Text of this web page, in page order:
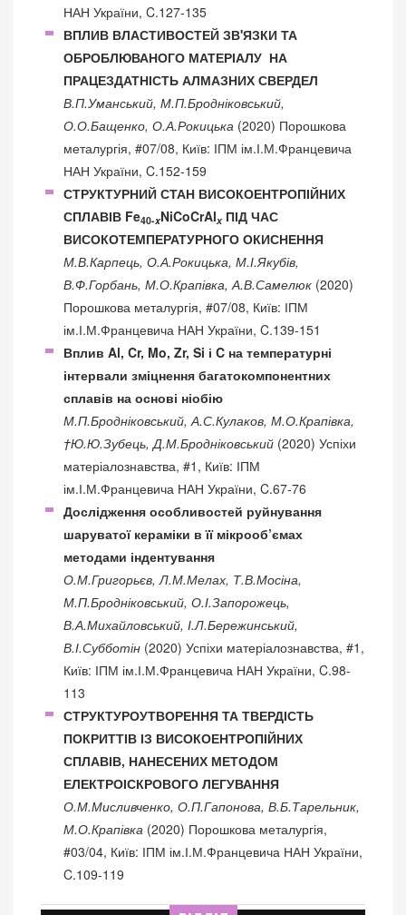
НАН України, C.127-135
ВПЛИВ ВЛАСТИВОСТЕЙ ЗВ'ЯЗКИ ТА
ОБРОБЛЮВАНОГО МАТЕРІАЛУ НА
ПРАЦЕЗДАТНІСТЬ АЛМАЗНИХ СВЕРДЕЛ
В.П.Уманський, М.П.Бродніковський,
О.О.Бащенко, О.А.Рокицька (2020) Порошкова
металургія, #07/08, Київ: ІПМ ім.І.М.Францевича
НАН України, C.152-159
СТРУКТУРНИЙ СТАН ВИСОКОЕНТРОПІЙНИХ
СПЛАВІВ Fe40-xNiCoCrAlхПІД ЧАС
ВИСОКОТЕМПЕРАТУРНОГО ОКИСНЕННЯ
М.В.Карпець, О.А.Рокицька, М.І.Якубів,
В.Ф.Горбань, М.О.Крапівка, А.В.Самелюк (2020)
Порошкова металургія, #07/08, Київ: ІПМ
ім.І.М.Францевича НАН України, C.139-151
Вплив Al, Cr, Mo, Zr, Si і C на температурні
інтервали зміцнення багатокомпонентних
сплавів на основі ніобію
М.П.Бродніковський, А.С.Кулаков, М.О.Крапівка,
†Ю.Ю.Зубець, Д.М.Бродніковський (2020) Успіхи
матеріалознавства, #1, Київ: ІПМ
ім.І.М.Францевича НАН України, C.67-76
Дослідження особливостей руйнування
шаруватої кераміки в її мікрооб’ємах
методами індентування
О.М.Григорьєв, Л.М.Мелах, Т.В.Мосіна,
М.П.Бродніковський, О.І.Запорожець,
В.А.Михайловський, І.Л.Бережинський,
В.І.Субботін (2020) Успіхи матеріалознавства, #1,
Київ: ІПМ ім.І.М.Францевича НАН України, C.98-
113
СТРУКТУРОУТВОРЕННЯ ТА ТВЕРДІСТЬ
ПОКРИТТІВ ІЗ ВИСОКОЕНТРОПІЙНИХ
СПЛАВІВ, НАНЕСЕНИХ МЕТОДОМ
ЕЛЕКТРОІСКРОВОГО ЛЕГУВАННЯ
О.М.Мисливченко, О.П.Гапонова, В.Б.Тарельник,
М.О.Крапівка (2020) Порошкова металургія,
#03/04, Київ: ІПМ ім.І.М.Францевича НАН України,
C.109-119